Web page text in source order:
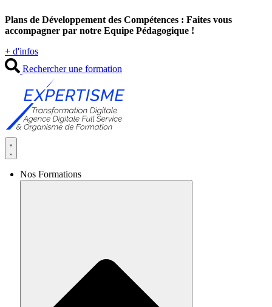
au
contenu
Plans de Développement des Compétences : Faites vous
accompagner par notre Equipe Pédagogique !
+ d'infos
Rechercher une formation
Nos Formations